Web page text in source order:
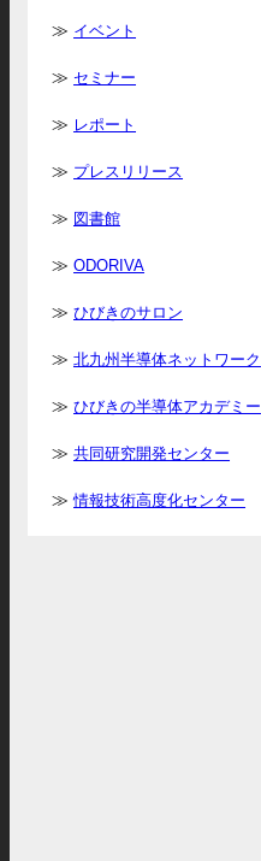
イベント
セミナー
レポート
プレスリリース
図書館
ODORIVA
ひびきのサロン
北九州半導体ネットワーク
ひびきの半導体アカデミー
共同研究開発センター
情報技術高度化センター